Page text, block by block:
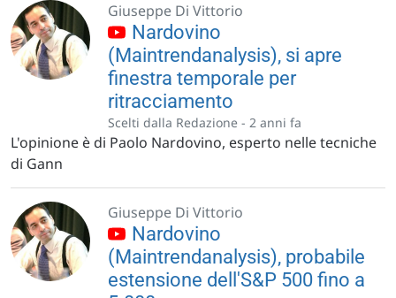
Giuseppe Di Vittorio
Nardovino
(Maintrendanalysis), si apre
finestra temporale per
ritracciamento
Scelti dalla Redazione - 2 anni fa
L'opinione è di Paolo Nardovino, esperto nelle tecniche
di Gann
Giuseppe Di Vittorio
Nardovino
(Maintrendanalysis), probabile
estensione dell'S&P 500 fino a